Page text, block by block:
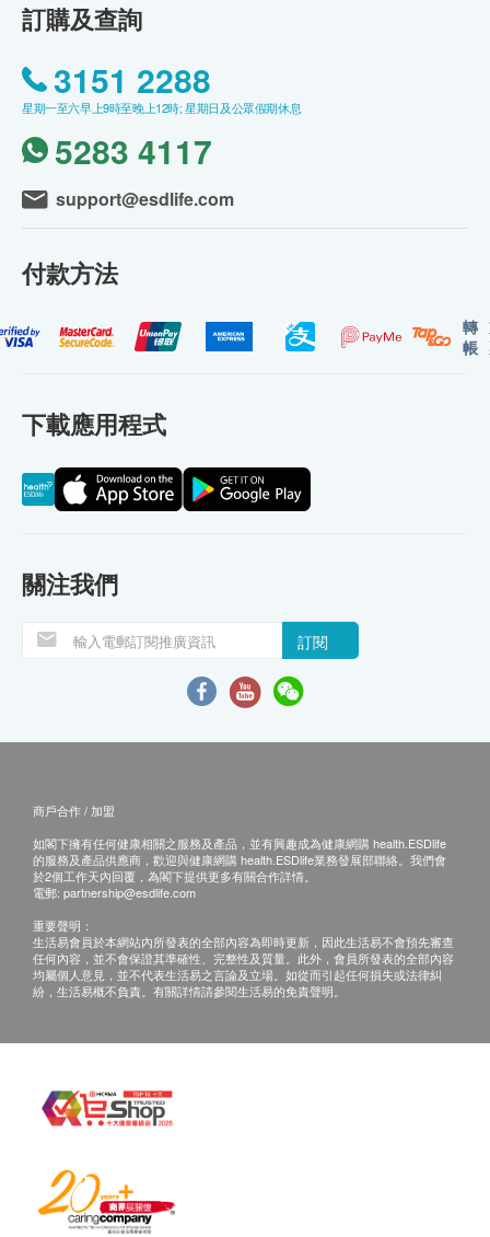
訂購及查詢
3151 2288
星期一至六早上9時至晚上12時; 星期日及公眾假期休息
5283 4117
support@esdlife.com
付款方法
轉
帳
下載應用程式
關注我們
訂閱
商戶合作 / 加盟
如閣下擁有任何健康相關之服務及產品，並有興趣成為健康網購 health.ESDlife
的服務及產品供應商，歡迎與健康網購 health.ESDlife業務發展部聯絡。我們會
於2個工作天內回覆，為閣下提供更多有關合作詳情。
電郵: partnership@esdlife.com
重要聲明：
生活易會員於本網站內所發表的全部內容為即時更新，因此生活易不會預先審查
任何內容，並不會保證其準確性、完整性及質量。此外，會員所發表的全部內容
均屬個人意見，並不代表生活易之言論及立場。如從而引起任何損失或法律糾
紛，生活易概不負責。有關詳情請參閱生活易的免責聲明。